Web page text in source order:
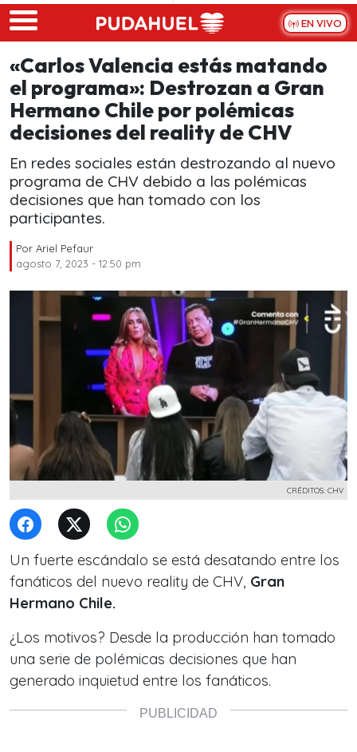
Skip to main content
EN VIVO
«Carlos Valencia estás matando
el programa»: Destrozan a Gran
Hermano Chile por polémicas
decisiones del reality de CHV
En redes sociales están destrozando al nuevo
programa de CHV debido a las polémicas
decisiones que han tomado con los
participantes.
Por Ariel Pefaur
agosto 7, 2023 - 12:50 pm
CRÉDITOS: CHV
Un fuerte escándalo se está desatando entre los
fanáticos del nuevo reality de CHV, Gran
Hermano Chile.
¿Los motivos? Desde la producción han tomado
una serie de polémicas decisiones que han
generado inquietud entre los fanáticos.